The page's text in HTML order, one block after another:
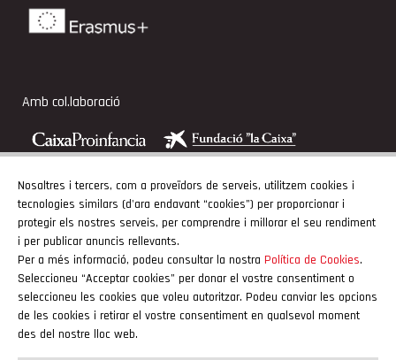
Nosaltres i tercers, com a proveïdors de serveis, utilitzem cookies i
tecnologies similars (d'ara endavant “cookies”) per proporcionar i
protegir els nostres serveis, per comprendre i millorar el seu rendiment
i per publicar anuncis rellevants.
Per a més informació, podeu consultar la nostra Política de Cookies.
Seleccioneu “Acceptar cookies” per donar el vostre consentiment o
seleccioneu les cookies que voleu autoritzar. Podeu canviar les opcions
de les cookies i retirar el vostre consentiment en qualsevol moment
des del nostre lloc web.
Amb col.laboració
Adherits